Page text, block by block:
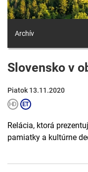
Archív
Slovensko v
Piatok 13.11.2020
Relácia, ktorá
pamiatky a kultúrne